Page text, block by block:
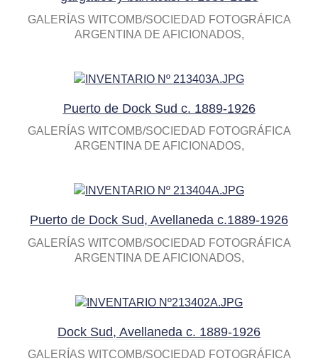
GALERÍAS WITCOMB/SOCIEDAD FOTOGRÁFICA
ARGENTINA DE AFICIONADOS
Puerto de Dock Sud c. 1889-1926
GALERÍAS WITCOMB/SOCIEDAD FOTOGRÁFICA
ARGENTINA DE AFICIONADOS
Puerto de Dock Sud, Avellaneda c.1889-1926
GALERÍAS WITCOMB/SOCIEDAD FOTOGRÁFICA
ARGENTINA DE AFICIONADOS
Dock Sud, Avellaneda c. 1889-1926
GALERÍAS WITCOMB/SOCIEDAD FOTOGRÁFICA